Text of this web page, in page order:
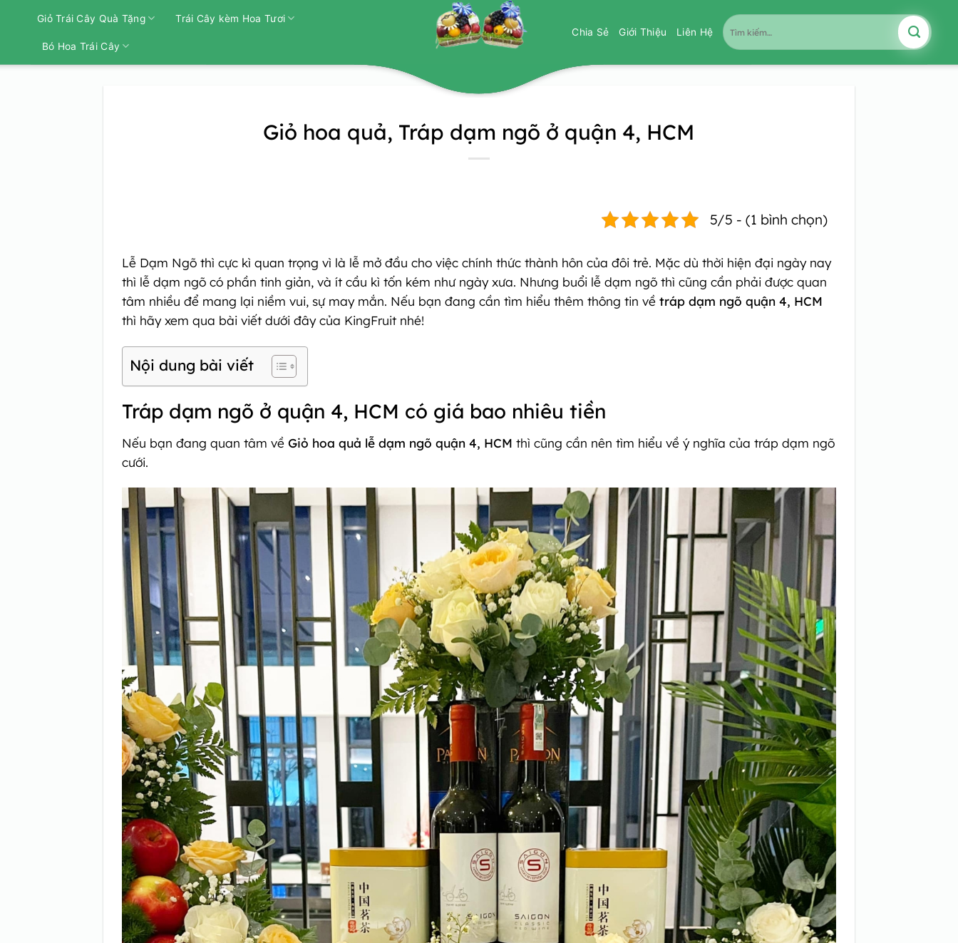
dung
Giỏ Trái Cây Quà Tặng Trái Cây kèm Hoa Tươi
Bó Hoa Trái Cây
Chia Sẻ Giới Thiệu Liên Hệ
Tìm
kiếm:
Giỏ hoa quả, Tráp dạm ngõ ở quận 4, HCM
5/5 - (1 bình chọn)
Lễ Dạm Ngõ thì cực kì quan trọng vì là lễ mở đầu cho việc chính thức thành hôn của đôi trẻ. Mặc dù thời hiện đại ngày nay
thì lễ dạm ngõ có phần tinh giản, và ít cầu kì tốn kém như ngày xưa. Nhưng buổi lễ dạm ngõ thì cũng cần phải được quan
tâm nhiều để mang lại niềm vui, sự may mắn. Nếu bạn đang cần tìm hiểu thêm thông tin vềtráp dạm ngõ quận 4, HCM
thì hãy xem qua bài viết dưới đây của KingFruit nhé!
Nội dung bài viết
Tráp dạm ngõ ở quận 4, HCM có giá bao nhiêu tiền
Nếu bạn đang quan tâm vềGiỏ hoa quả lễ dạm ngõ quận 4, HCMthì cũng cần nên tìm hiểu về ý nghĩa của tráp dạm ngõ
cưới.